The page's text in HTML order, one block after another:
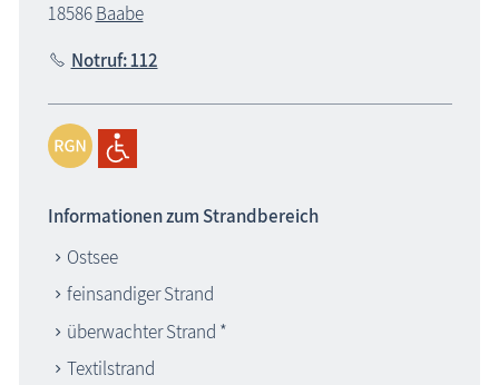
18586Baabe
Notruf: 112
Informationen zum Strandbereich
Ostsee
feinsandiger Strand
überwachter Strand *
Textilstrand